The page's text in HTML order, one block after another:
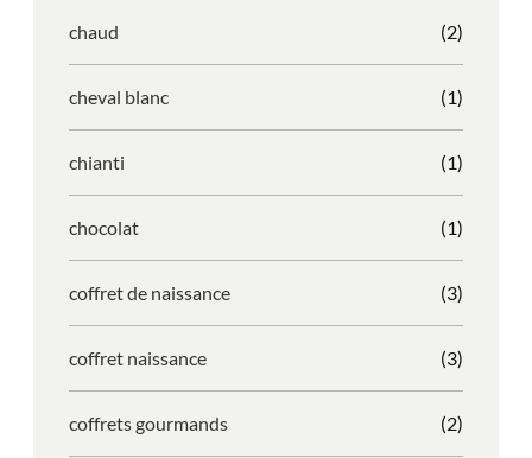
chaud (2)
cheval blanc (1)
chianti (1)
chocolat (1)
coffret de naissance (3)
coffret naissance (3)
coffrets gourmands (2)